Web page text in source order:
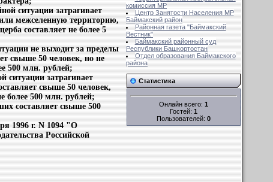
ситуации затрагивает
или межселенную территорию,
составляет не более 5
не выходит за пределы
свыше 50 человек, но не
500 млн. рублей;
ситуации затрагивает
свыше 50 человек,
более 500 млн. рублей;
составляет свыше 500
1996 г. N 1094 "О
Российской
комиссия MР
Центр Занятости Населения МР
Баймакский район
Районная газета "Баймакский
Вестник"
Баймакский районный суд
Республики Башкортостан
Отдел образования Баймакского
района
Статистика
Онлайн всего: 1
Гостей: 1
Пользователей: 0